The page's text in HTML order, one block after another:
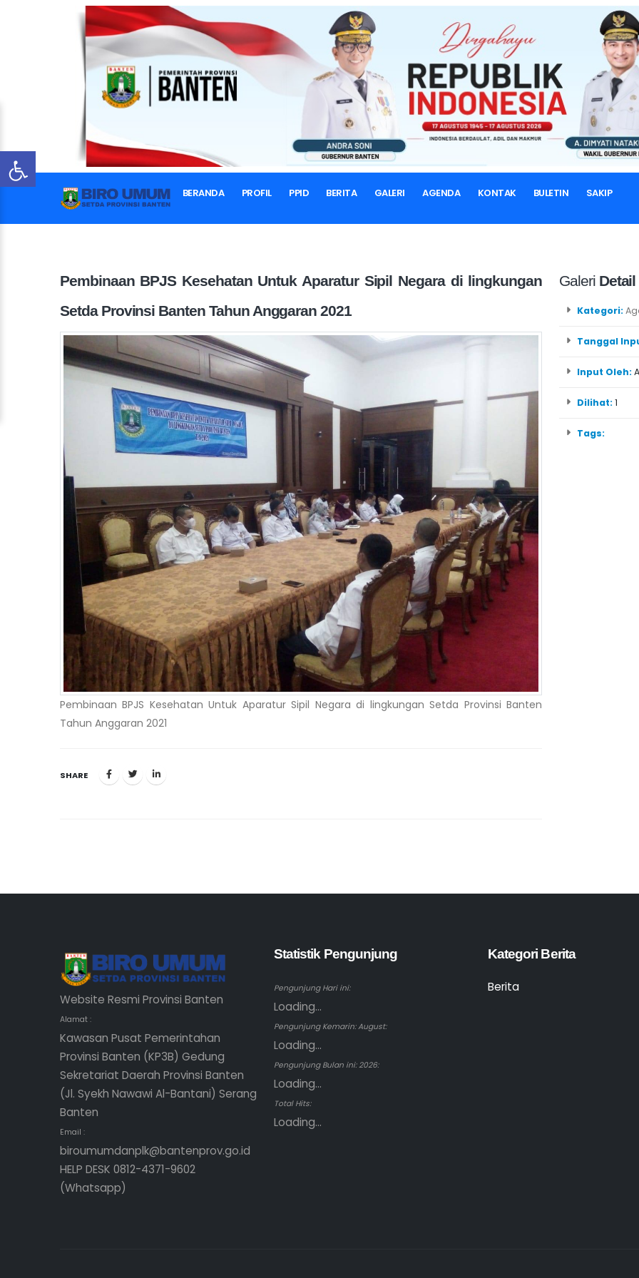
BERANDA PROFIL PPID BERITA GALERI AGENDA KONTAK BULETIN SAKIP
Detail Galeri
Agenda Kegiatan Tahun 2021
BERANDA GALERI FOTO
Pembinaan BPJS Kesehatan Untuk Aparatur Sipil Negara di lingkungan
Setda Provinsi Banten Tahun Anggaran 2021
Pembinaan BPJS Kesehatan Untuk Aparatur Sipil Negara di lingkungan Setda Provinsi Banten
Tahun Anggaran 2021
SHARE
Galeri Detail
Kategori:
Tanggal
Input Oleh:
Dilihat: 1
Tags:
Website Resmi Provinsi Banten
Alamat :
Kawasan Pusat Pemerintahan
Provinsi Banten (KP3B) Gedung
Sekretariat Daerah Provinsi Banten
(Jl. Syekh Nawawi Al-Bantani) Serang
Banten
Email :
biroumumdanplk@bantenprov.go.id
HELP DESK 0812-4371-9602
(Whatsapp)
Statistik Pengunjung
Pengunjung Hari ini:
Loading...
Pengunjung Kemarin: August:
Loading...
Pengunjung Bulan ini: 2026:
Loading...
Total Hits:
Loading...
Kategori Berita
Berita